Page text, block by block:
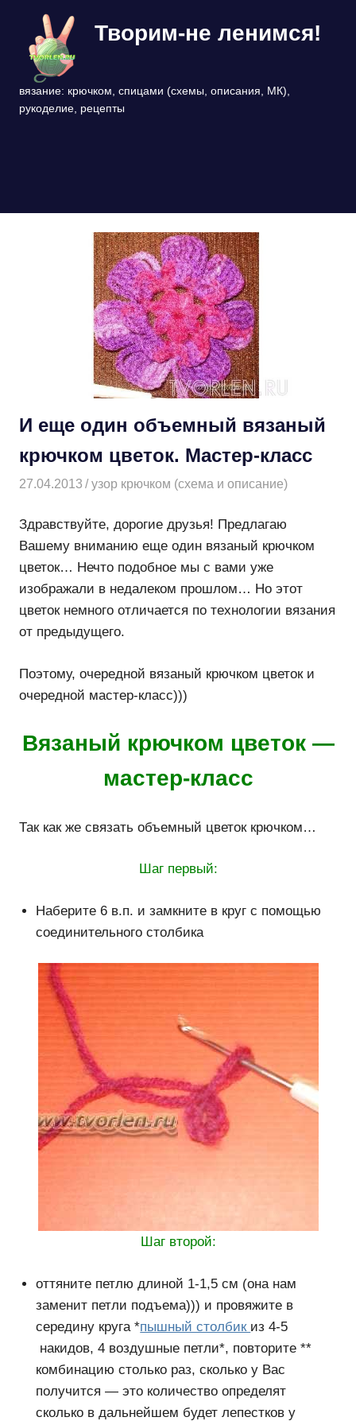
содержимому
Творим-не ленимся!
вязание: крючком, спицами (схемы, описания, МК),
рукоделие, рецепты
И еще один объемный вязаный
крючком цветок. Мастер-класс
27.04.2013 Творогова Елена
узор крючком (схема и описание)
Здравствуйте, дорогие друзья! Предлагаю
Вашему вниманию еще один вязаный крючком
цветок… Нечто подобное мы с вами уже
изображали в недалеком прошлом… Но этот
цветок немного отличается по технологии вязания
от предыдущего.
Поэтому, очередной вязаный крючком цветок и
очередной мастер-класс)))
Вязаный крючком цветок —
мастер-класс
Так как же связать объемный цветок крючком…
Шаг первый:
Наберите 6 в.п. и замкните в круг с помощью
соединительного столбика
Шаг второй:
оттяните петлю длиной 1-1,5 см (она нам
заменит петли подъема))) и провяжите в
середину круга *пышный столбик из 4-5
накидов, 4 воздушные петли*, повторите **
комбинацию столько раз, сколько у Вас
получится — это количество определят
сколько в дальнейшем будет лепестков у